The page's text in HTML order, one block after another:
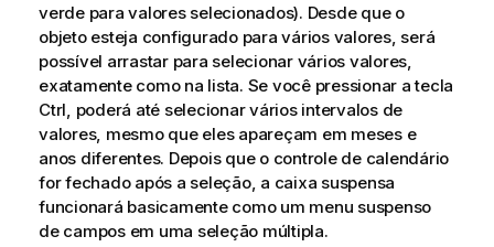
verde para valores selecionados). Desde que o
objeto esteja configurado para vários valores, será
possível arrastar para selecionar vários valores,
exatamente como na lista. Se você pressionar a tecla
Ctrl, poderá até selecionar vários intervalos de
valores, mesmo que eles apareçam em meses e
anos diferentes. Depois que o controle de calendário
for fechado após a seleção, a caixa suspensa
funcionará basicamente como um menu suspenso
de campos em uma seleção múltipla.